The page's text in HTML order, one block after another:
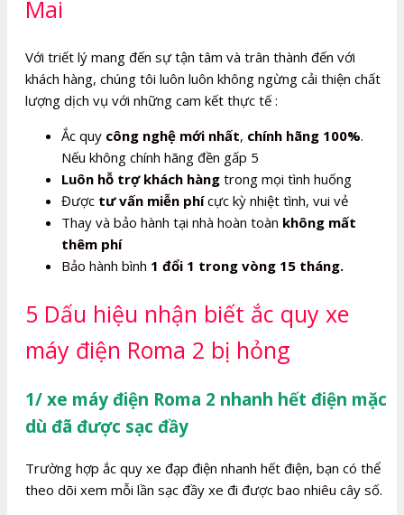
Mai
Với triết lý mang đến sự tận tâm và trân thành đến với
khách hàng, chúng tôi luôn luôn không ngừng cải thiện chất
lượng dịch vụ với những cam kết thực tế :
Ắc quy công nghệ mới nhất, chính hãng 100%.
Nếu không chính hãng đền gấp 5
Luôn hỗ trợ khách hàng trong mọi tình huống
Được tư vấn miễn phícực kỳ nhiệt tình, vui vẻ
Thay và bảo hành tại nhà hoàn toàn không mất
thêm phí
Bảo hành bình 1 đổi 1 trong vòng 15 tháng.
5 Dấu hiệu nhận biết ắc quy xe
máy điện Roma 2 bị hỏng
1/ xe máy điện Roma 2 nhanh hết điện mặc
dù đã được sạc đầy
Trường hợp ắc quy xe đạp điện nhanh hết điện, bạn có thể
theo dõi xem mỗi lần sạc đầy xe đi được bao nhiêu cây số.